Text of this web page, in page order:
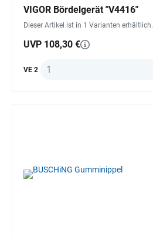
VIGOR Bördelgerät "V4416"
Dieser Artikel ist in 1 Varianten erhältlich.
UVP 108,30 €
VE 2 Anzahl